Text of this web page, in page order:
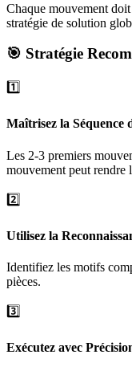
Chaque mouvement
stratégie de solution
🎯 Stratégie
1️⃣
Maîtrisez la Séquence
Les 2-3 premiers
mouvement peut rendre
2️⃣
Utilisez la
Identifiez les motifs
pièces.
3️⃣
Exécutez avec